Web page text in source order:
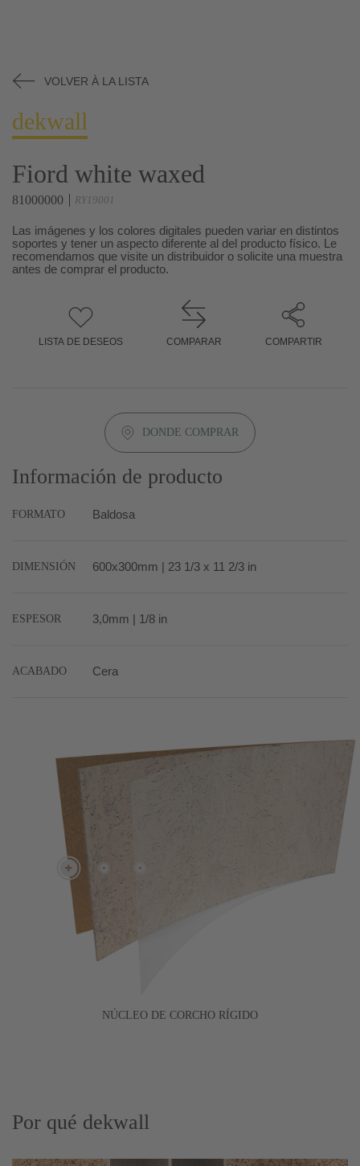
VOLVER À LA LISTA
dekwall
Fiord white waxed
81000000 RY19001
Las imágenes y los colores digitales pueden variar en distintos
soportes y tener un aspecto diferente al del producto físico. Le
recomendamos que visite un distribuidor o solicite una muestra
antes de comprar el producto.
LISTA DE DESEOS COMPARAR COMPARTIR
DONDE COMPRAR
Información de producto
FORMATO Baldosa
DIMENSIÓN 600x300mm | 23 1/3 x 11 2/3 in
ESPESOR 3,0mm | 1/8 in
ACABADO Cera
NÚCLEO DE CORCHO RÍGIDO
Por qué dekwall